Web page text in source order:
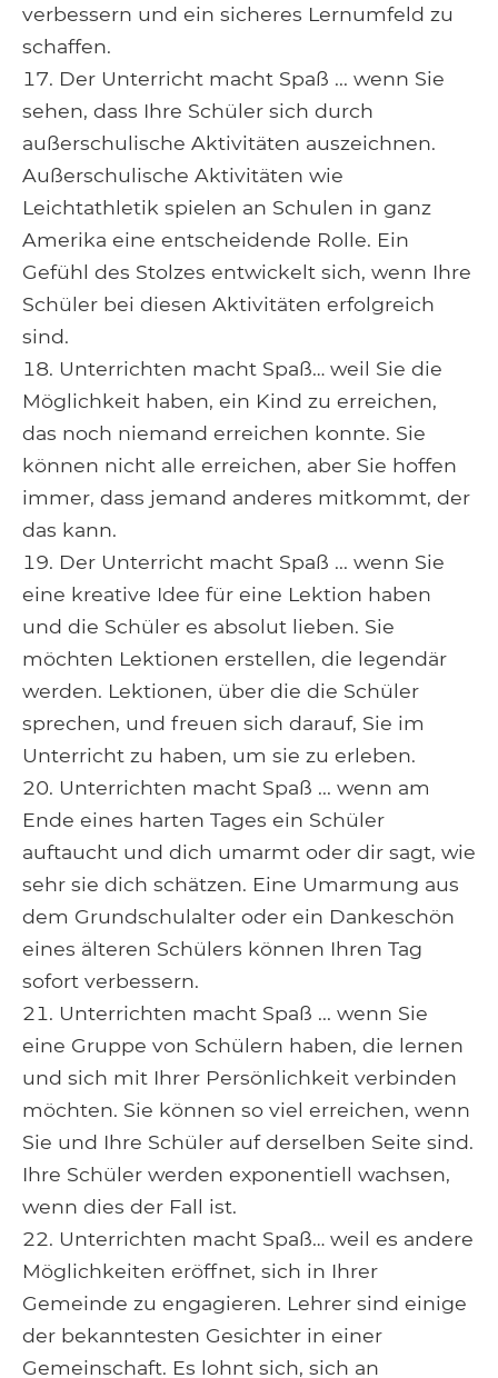
verbessern und ein sicheres Lernumfeld zu
schaffen.
Der Unterricht macht Spaß ... wenn Sie
sehen, dass Ihre Schüler sich durch
außerschulische Aktivitäten auszeichnen.
Außerschulische Aktivitäten wie
Leichtathletik spielen an Schulen in ganz
Amerika eine entscheidende Rolle. Ein
Gefühl des Stolzes entwickelt sich, wenn Ihre
Schüler bei diesen Aktivitäten erfolgreich
sind.
Unterrichten macht Spaß… weil Sie die
Möglichkeit haben, ein Kind zu erreichen,
das noch niemand erreichen konnte. Sie
können nicht alle erreichen, aber Sie hoffen
immer, dass jemand anderes mitkommt, der
das kann.
Der Unterricht macht Spaß ... wenn Sie
eine kreative Idee für eine Lektion haben
und die Schüler es absolut lieben. Sie
möchten Lektionen erstellen, die legendär
werden. Lektionen, über die die Schüler
sprechen, und freuen sich darauf, Sie im
Unterricht zu haben, um sie zu erleben.
Unterrichten macht Spaß ... wenn am
Ende eines harten Tages ein Schüler
auftaucht und dich umarmt oder dir sagt, wie
sehr sie dich schätzen. Eine Umarmung aus
dem Grundschulalter oder ein Dankeschön
eines älteren Schülers können Ihren Tag
sofort verbessern.
Unterrichten macht Spaß ... wenn Sie
eine Gruppe von Schülern haben, die lernen
und sich mit Ihrer Persönlichkeit verbinden
möchten. Sie können so viel erreichen, wenn
Sie und Ihre Schüler auf derselben Seite sind.
Ihre Schüler werden exponentiell wachsen,
wenn dies der Fall ist.
Unterrichten macht Spaß… weil es andere
Möglichkeiten eröffnet, sich in Ihrer
Gemeinde zu engagieren. Lehrer sind einige
der bekanntesten Gesichter in einer
Gemeinschaft. Es lohnt sich, sich an